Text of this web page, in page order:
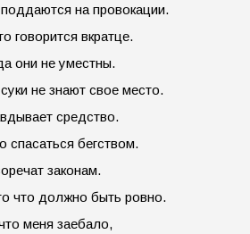
на провокации.
говорится вкратце.
они не уместны.
не знают свое место.
средство.
спасаться бегством.
законам.
что должно быть ровно.
меня заебало,